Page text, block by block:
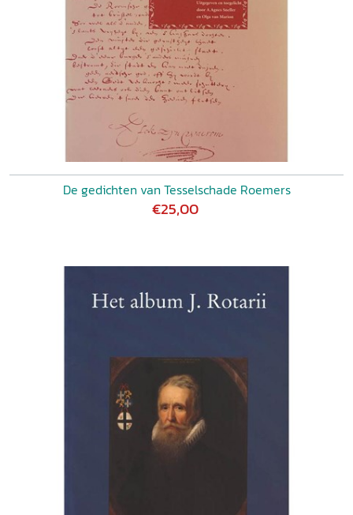
De gedichten van Tesselschade Roemers
€25,00